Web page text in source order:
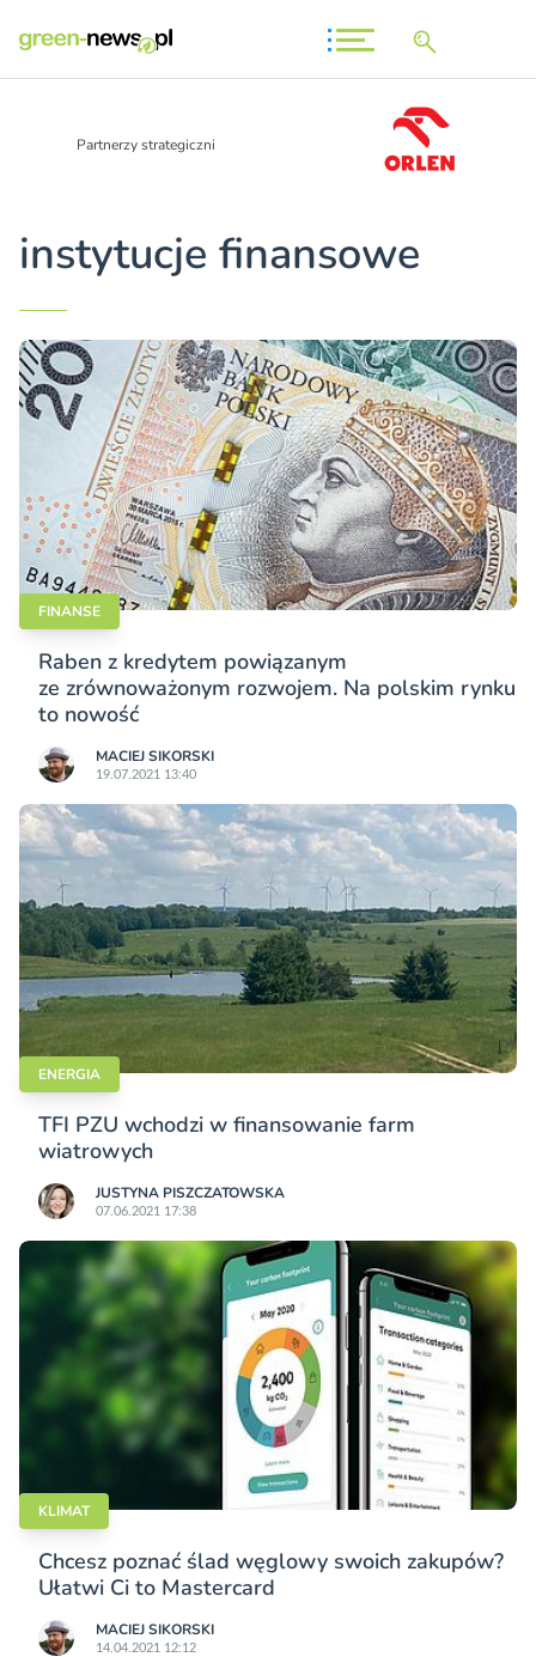
Partnerzy strategiczni
instytucje finansowe
FINANSE
Raben z kredytem powiązanym
ze zrównoważonym rozwojem. Na polskim rynku
to nowość
MACIEJ SIKORSKI
19.07.2021 13:40
ENERGIA
TFI PZU wchodzi w finansowanie farm
wiatrowych
JUSTYNA PISZCZATOWSKA
07.06.2021 17:38
KLIMAT
Chcesz poznać ślad węglowy swoich zakupów?
Ułatwi Ci to Mastercard
MACIEJ SIKORSKI
14.04.2021 12:12